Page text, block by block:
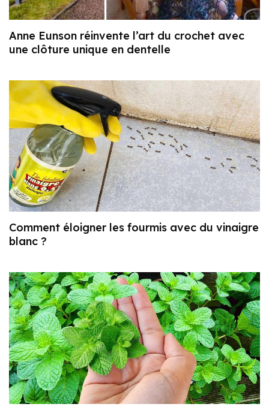
Anne Eunson réinvente l’art du crochet avec
une clôture unique en dentelle
Comment éloigner les fourmis avec du vinaigre
blanc ?